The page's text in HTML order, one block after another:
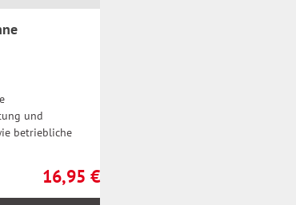
und
betriebliche
Regulärer Preis:
16,95 €